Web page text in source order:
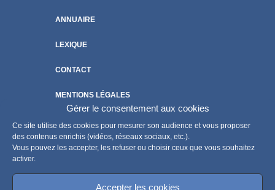
Gérer le consentement aux cookies
Ce site utilise des cookies pour mesurer son audience et vous proposer
des contenus enrichis (vidéos, réseaux sociaux, etc.).
Vous pouvez les accepter, les refuser ou choisir ceux que vous souhaitez
activer.
Accepter les cookies
ANNUAIRE
LEXIQUE
CONTACT
MENTIONS LÉGALES